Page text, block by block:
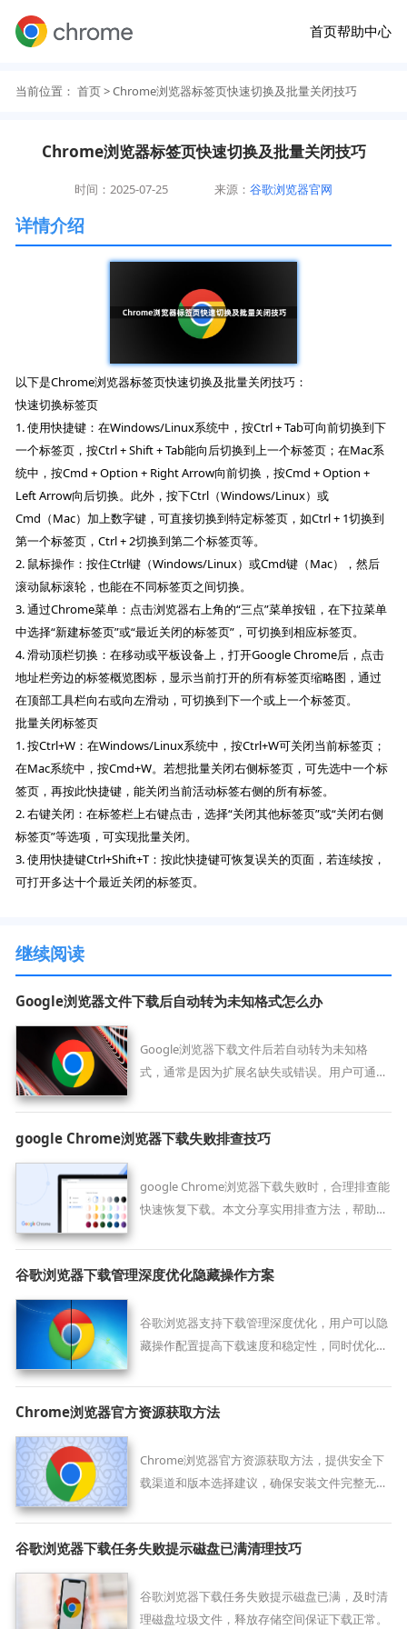
首页帮助中心
当前位置： 首页> Chrome浏览器标签页快速切换及批量关闭技巧
Chrome浏览器标签页快速切换及批量关闭技巧
时间：2025-07-25 来源：谷歌浏览器官网
详情介绍
以下是Chrome浏览器标签页快速切换及批量关闭技巧：
快速切换标签页
1. 使用快捷键：在Windows/Linux系统中，按Ctrl + Tab可向前切换到下
一个标签页，按Ctrl + Shift + Tab能向后切换到上一个标签页；在Mac系
统中，按Cmd + Option + Right Arrow向前切换，按Cmd + Option +
Left Arrow向后切换。此外，按下Ctrl（Windows/Linux）或
Cmd（Mac）加上数字键，可直接切换到特定标签页，如Ctrl + 1切换到
第一个标签页，Ctrl + 2切换到第二个标签页等。
2. 鼠标操作：按住Ctrl键（Windows/Linux）或Cmd键（Mac），然后
滚动鼠标滚轮，也能在不同标签页之间切换。
3. 通过Chrome菜单：点击浏览器右上角的“三点”菜单按钮，在下拉菜单
中选择“新建标签页”或“最近关闭的标签页”，可切换到相应标签页。
4. 滑动顶栏切换：在移动或平板设备上，打开Google Chrome后，点击
地址栏旁边的标签概览图标，显示当前打开的所有标签页缩略图，通过
在顶部工具栏向右或向左滑动，可切换到下一个或上一个标签页。
批量关闭标签页
1. 按Ctrl+W：在Windows/Linux系统中，按Ctrl+W可关闭当前标签页；
在Mac系统中，按Cmd+W。若想批量关闭右侧标签页，可先选中一个标
签页，再按此快捷键，能关闭当前活动标签右侧的所有标签。
2. 右键关闭：在标签栏上右键点击，选择“关闭其他标签页”或“关闭右侧
标签页”等选项，可实现批量关闭。
3. 使用快捷键Ctrl+Shift+T：按此快捷键可恢复误关的页面，若连续按，
可打开多达十个最近关闭的标签页。
继续阅读
Google浏览器文件下载后自动转为未知格式怎么办
Google浏览器下载文件后若自动转为未知格
式，通常是因为扩展名缺失或错误。用户可通过
问题。
google Chrome浏览器下载失败排查技巧
google Chrome浏览器下载失败时，合理排查能
快速恢复下载。本文分享实用排查方法，帮助用
谷歌浏览器下载管理深度优化隐藏操作方案
谷歌浏览器支持下载管理深度优化，用户可以隐
藏操作配置提高下载速度和稳定性，同时优化文
Chrome浏览器官方资源获取方法
Chrome浏览器官方资源获取方法，提供安全下
载渠道和版本选择建议，确保安装文件完整无风
谷歌浏览器下载任务失败提示磁盘已满清理技巧
谷歌浏览器下载任务失败提示磁盘已满，及时清
理磁盘垃圾文件，释放存储空间保证下载正常。